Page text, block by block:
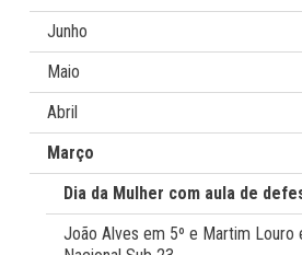
Junho
Maio
Abril
Março
Dia da Mulher com aula de
João Alves em 5º e Martim Louro